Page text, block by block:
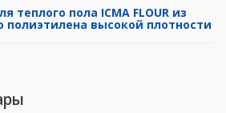
теплого пола ICMA FLOUR из
полиэтилена высокой плотности